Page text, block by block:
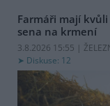
Farmáři mají
sena na krmení
3.8.2026 15:55 |
Diskuse: 12